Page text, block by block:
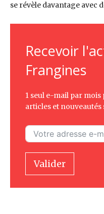
se révèle davantage avec
Recevoir
Frangines
1 seul e-mail par
articles et
Valider